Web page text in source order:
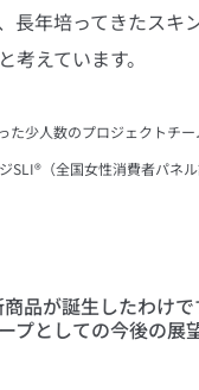
長年培ってきたスキ
考えています。
た少人数のプロジェクトチー
SLI®︎（全国女性消費者パネ
品が誕生したわけで
プとしての今後の展